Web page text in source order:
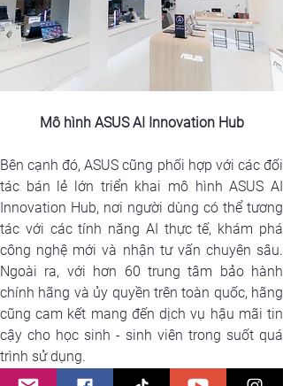
Mô hình ASUS AI Innovation Hub
Bên cạnh đó, ASUS cũng phối hợp với các đối
tác bán lẻ lớn triển khai mô hình ASUS AI
Innovation Hub, nơi người dùng có thể tương
tác với các tính năng AI thực tế, khám phá
công nghệ mới và nhận tư vấn chuyên sâu.
Ngoài ra, với hơn 60 trung tâm bảo hành
chính hãng và ủy quyền trên toàn quốc, hãng
cũng cam kết mang đến dịch vụ hậu mãi tin
cậy cho học sinh - sinh viên trong suốt quá
trình sử dụng.